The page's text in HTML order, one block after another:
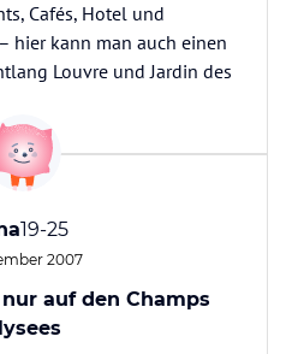
Cafés, Hotel und
hier kann man auch einen
Louvre und Jardin des
19-25
2007
auf den Champs